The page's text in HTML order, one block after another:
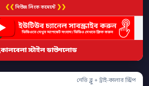
❮❮ নিউজ লিংক কমেন্টে ❯❯
কালবেলা স্টাইল ডাউনলোড
নেভি ব্লু + ট্রাই-কালার স্ট্রিপ